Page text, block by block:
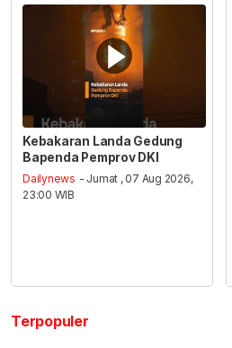
Kebakaran Landa Gedung
Bapenda Pemprov DKI
Dailynews - Jumat , 07 Aug 2026,
23:00 WIB
Terpopuler